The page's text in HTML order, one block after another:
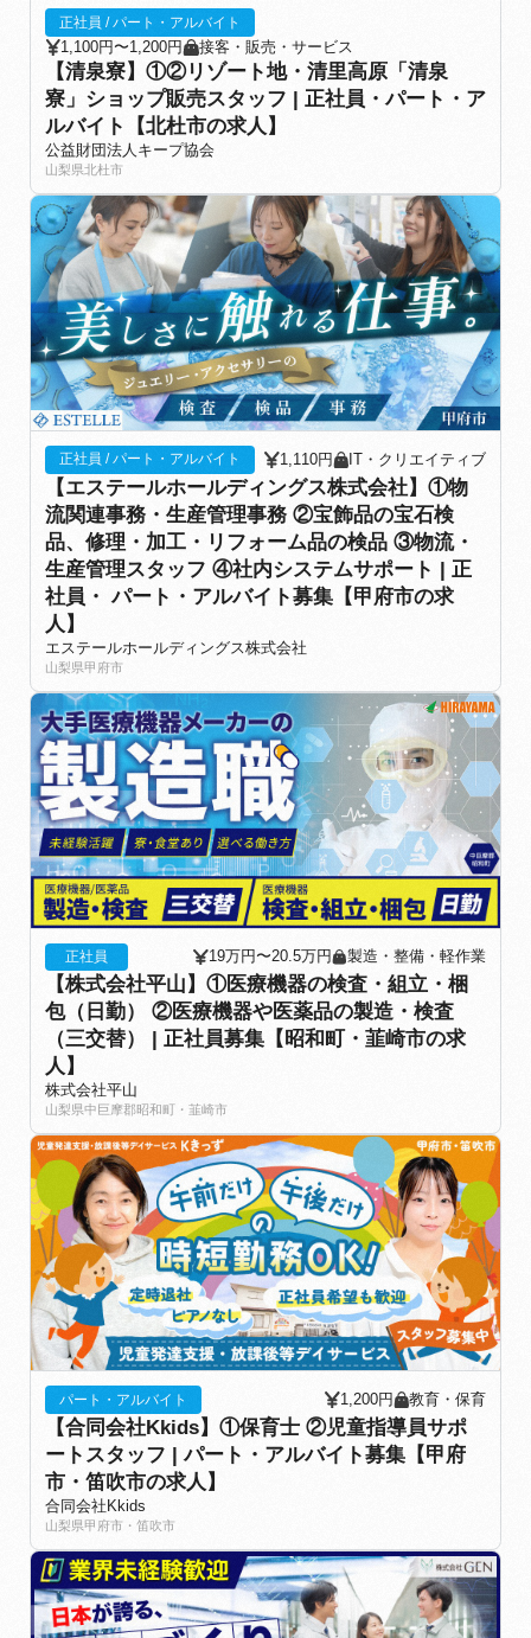
正社員 / パート・アルバイト
1,100円〜1,200円 接客・販売・サービス
【清泉寮】①②リゾート地・清里高原「清泉
寮」ショップ販売スタッフ | 正社員・パート・ア
ルバイト【北杜市の求人】
公益財団法人キープ協会
山梨県北杜市
正社員 / パート・アルバイト 1,110円 IT・クリエイティブ
【エステールホールディングス株式会社】①物
流関連事務・生産管理事務 ②宝飾品の宝石検
品、修理・加工・リフォーム品の検品 ③物流・
生産管理スタッフ ④社内システムサポート | 正
社員・ パート・アルバイト募集【甲府市の求
人】
エステールホールディングス株式会社
山梨県甲府市
正社員 19万円〜20.5万円 製造・整備・軽作業
【株式会社平山】①医療機器の検査・組立・梱
包（日勤） ②医療機器や医薬品の製造・検査
（三交替） | 正社員募集【昭和町・韮崎市の求
人】
株式会社平山
山梨県中巨摩郡昭和町・韮崎市
パート・アルバイト 1,200円 教育・保育
【合同会社Kkids】①保育士 ②児童指導員サポ
ートスタッフ | パート・アルバイト募集【甲府
市・笛吹市の求人】
合同会社Kkids
山梨県甲府市・笛吹市